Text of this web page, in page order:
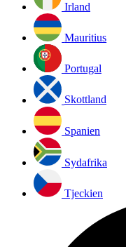
Irland
Mauritius
Portugal
Skottland
Spanien
Sydafrika
Tjeckien